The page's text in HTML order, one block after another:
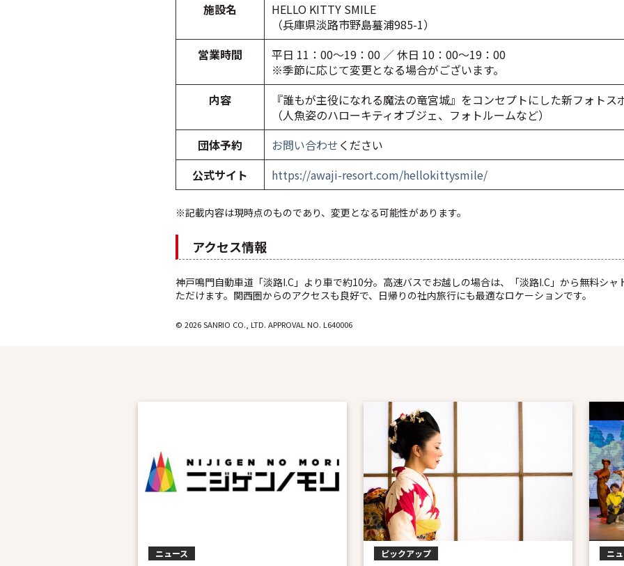
施設名
HELLO KITTY SMILE
（兵庫県淡路市野島蟇浦985-1）
営業時間
平日 11：00～19：00 ／ 休日 10：00～19：00
※季節に応じて変更となる場合がございます。
内容
『誰もが主役になれる魔法の竜宮城』をコンセプトにした新フォトス
（人魚姿のハローキティオブジェ、フォトルームなど）
団体予約
お問い合わせください
公式サイト
https://awaji-resort.com/hellokittysmile/
※記載内容は現時点のものであり、変更となる可能性があります。
アクセス情報
神戸鳴門自動車道「淡路I.C」より車で約10分。高速バスでお越しの場合は、「淡路I.C」から無料シ
ただけます。関西圏からのアクセスも良好で、日帰りの社内旅行にも最適なロケーションです。
© 2026 SANRIO CO., LTD. APPROVAL NO. L640006
ニュース ピックアップ ニ